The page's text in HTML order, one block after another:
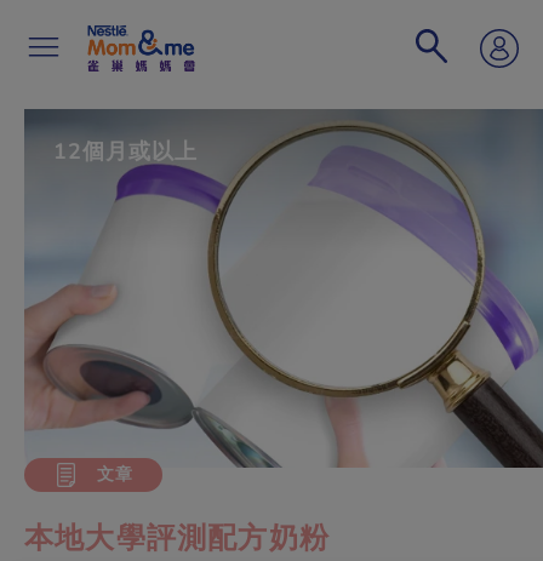
Search
12個月或以上
文章
本地大學評測配方奶粉